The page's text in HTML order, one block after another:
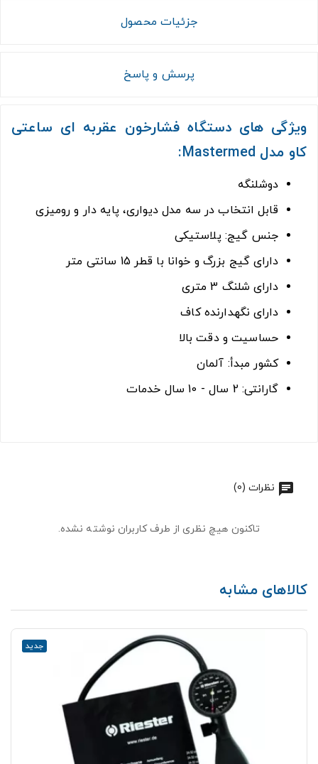
جزئیات محصول
پرسش و پاسخ
ویژگی های دستگاه فشارخون عقربه ای ساعتی
کاو مدل Mastermed:
دوشلنگه
قابل انتخاب در سه مدل دیواری، پایه دار و رومیزی
جنس گیج: پلاستیکی
دارای گیج بزرگ و خوانا با قطر 15 سانتی متر
دارای شلنگ 3 متری
دارای نگهدارنده کاف
حساسیت و دقت بالا
کشور مبدأ: آلمان
گارانتی: 2 سال - 10 سال خدمات
نظرات (0)
تاکنون هیچ نظری از طرف کاربران نوشته نشده.
کالاهای مشابه
جدید